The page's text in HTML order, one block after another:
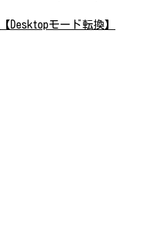
【Desktopモード転換】